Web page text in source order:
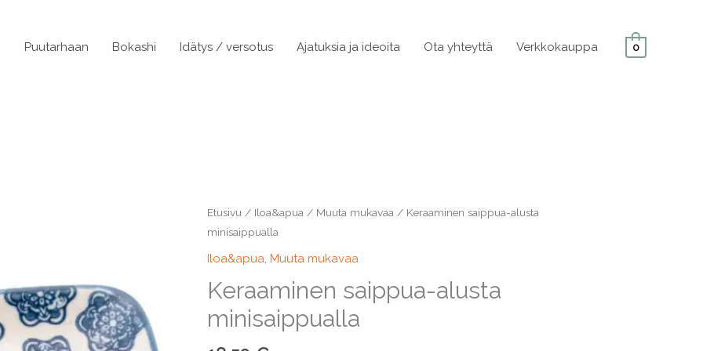
Puutarhaan Bokashi Idätys / versotus Ajatuksia ja ideoita Ota yhteyttä Verkkokauppa 0
Etusivu / Iloa&apua / Muuta mukavaa / Keraaminen saippua-alusta
minisaippualla
Iloa&apua, Muuta mukavaa
Keraaminen saippua-alusta
minisaippualla